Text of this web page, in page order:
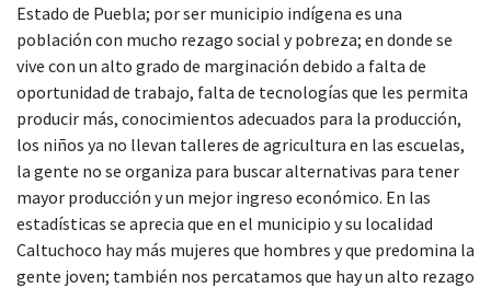
Estado de Puebla; por ser municipio indígena es una
población con mucho rezago social y pobreza; en donde se
vive con un alto grado de marginación debido a falta de
oportunidad de trabajo, falta de tecnologías que les permita
producir más, conocimientos adecuados para la producción,
los niños ya no llevan talleres de agricultura en las escuelas,
la gente no se organiza para buscar alternativas para tener
mayor producción y un mejor ingreso económico. En las
estadísticas se aprecia que en el municipio y su localidad
Caltuchoco hay más mujeres que hombres y que predomina la
gente joven; también nos percatamos que hay un alto rezago